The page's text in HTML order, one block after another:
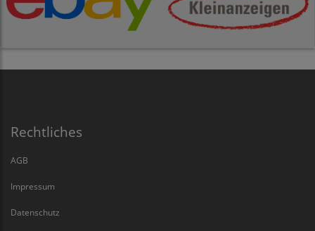
Rechtliches
AGB
Impressum
Datenschutz